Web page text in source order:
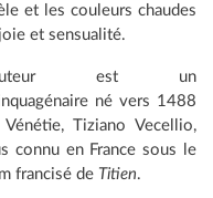
et les couleurs chaudes
et sensualité.
est un
né vers 1488
Vénétie, Tiziano Vecellio,
connu en France sous le
francisé de Titien.